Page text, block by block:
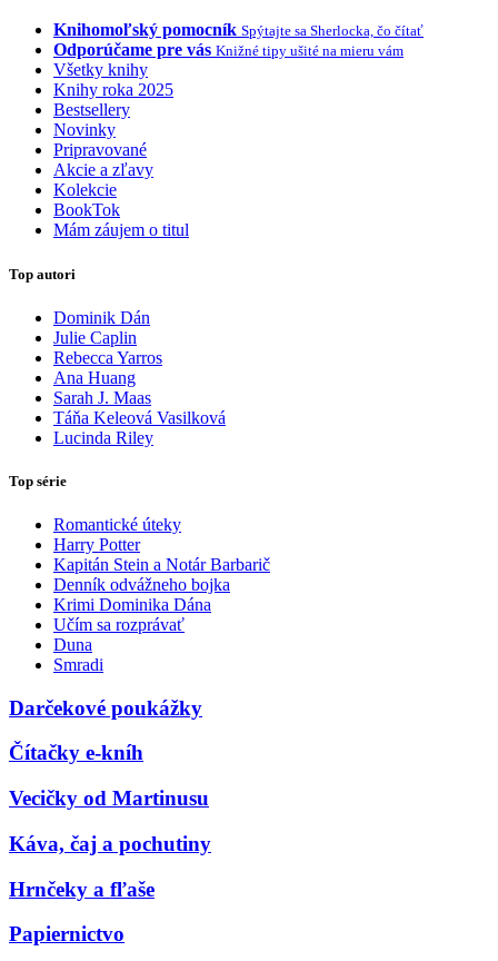
Knihomoľský pomocník Spýtajte sa Sherlocka, čo čítať
Odporúčame pre vás Knižné tipy ušité na mieru vám
Všetky knihy
Knihy roka 2025
Bestsellery
Novinky
Pripravované
Akcie a zľavy
Kolekcie
BookTok
Mám záujem o titul
Top autori
Dominik Dán
Julie Caplin
Rebecca Yarros
Ana Huang
Sarah J. Maas
Táňa Keleová Vasilková
Lucinda Riley
Top série
Romantické úteky
Harry Potter
Kapitán Stein a Notár Barbarič
Denník odvážneho bojka
Krimi Dominika Dána
Učím sa rozprávať
Duna
Smradi
Darčekové poukážky
Čítačky e-kníh
Vecičky od Martinusu
Káva, čaj a pochutiny
Hrnčeky a fľaše
Papiernictvo